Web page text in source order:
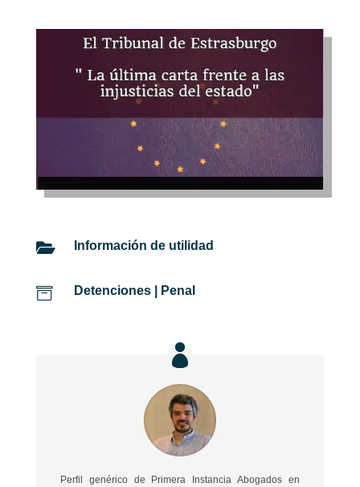
 Información de utilidad
 Detenciones| Penal
Perfil genérico de Primera Instancia Abogados en